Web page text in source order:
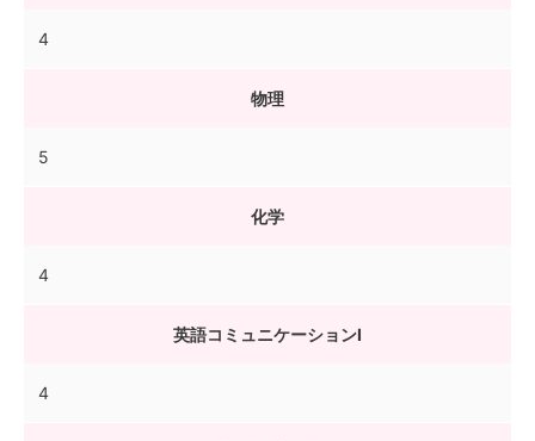
4
物理
5
化学
4
英語コミュニケーションI
4